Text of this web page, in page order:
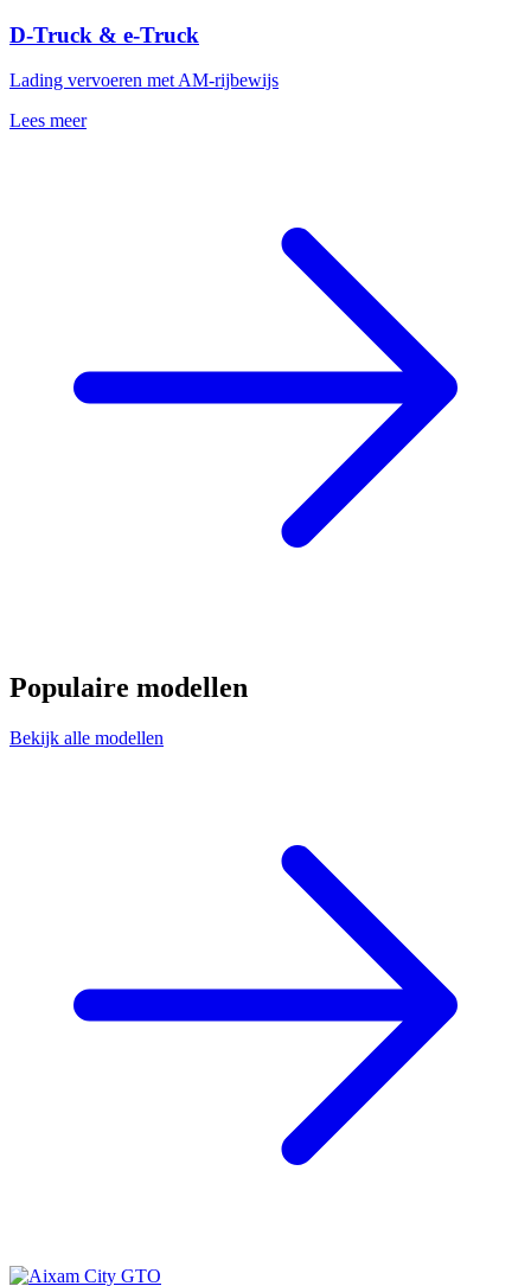
D-Truck & e-Truck
Lading vervoeren met AM-rijbewijs
Lees meer
Populaire modellen
Bekijk alle modellen